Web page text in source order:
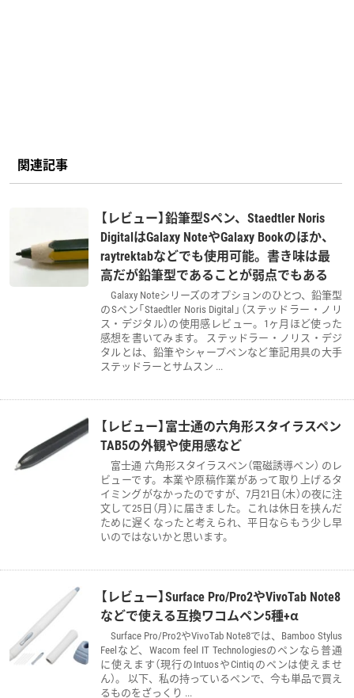
関連記事
【レビュー】鉛筆型Sペン、Staedtler Noris
DigitalはGalaxy NoteやGalaxy Bookのほか、
raytrektabなどでも使用可能。書き味は最
高だが鉛筆型であることが弱点でもある
Galaxy Noteシリーズのオプションのひとつ、鉛筆型
のSペン「Staedtler Noris Digital」（ステッドラー・ノリ
ス・デジタル）の使用感レビュー。1ヶ月ほど使った
感想を書いてみます。 ステッドラー・ノリス・デジ
タルとは、鉛筆やシャープペンなど筆記用具の大手
ステッドラーとサムスン ...
【レビュー】富士通の六角形スタイラスペン
TAB5の外観や使用感など
富士通 六角形スタイラスペン（電磁誘導ペン） のレ
ビューです。本業や原稿作業があって取り上げるタ
イミングがなかったのですが、7月21日（木）の夜に注
文して25日（月）に届きました。これは休日を挟んだ
ために遅くなったと考えられ、平日ならもう少し早
いのではないかと思います。
【レビュー】Surface Pro/Pro2やVivoTab Note8
などで使える互換ワコムペン5種+α
Surface Pro/Pro2やVivoTab Note8では、Bamboo Stylus
Feelなど、Wacom feel IT Technologiesのペンなら普通
に使えます（現行のIntuosやCintiqのペンは使えませ
ん）。 以下、私の持っているペンで、今も単品で買え
るものをざっくり ...